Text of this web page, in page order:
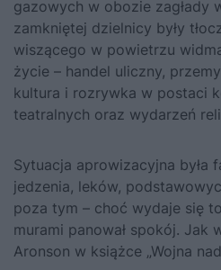
gazowych w obozie zagłady
zamkniętej dzielnicy były
wiszącego w powietrzu
życie – handel uliczny,
kultura i rozrywka w postaci
teatralnych oraz wydarzeń
Sytuacja aprowizacyjna była
jedzenia, leków,
poza tym – choć wydaje się
murami panował spokój. Jak
Aronson w książce „Wojna